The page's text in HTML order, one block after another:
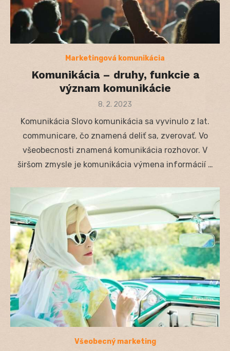
Marketingová komunikácia
Komunikácia – druhy, funkcie a
význam komunikácie
Posted
8. 2. 2023
Komunikácia Slovo komunikácia sa vyvinulo z lat.
communicare, čo znamená deliť sa, zverovať. Vo
všeobecnosti znamená komunikácia rozhovor. V
širšom zmysle je komunikácia výmena informácií …
Všeobecný marketing